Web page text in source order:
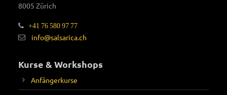
8005 Zürich
+41 76 580 97 77
info@salsarica.ch
Kurse & Workshops
Anfängerkurse